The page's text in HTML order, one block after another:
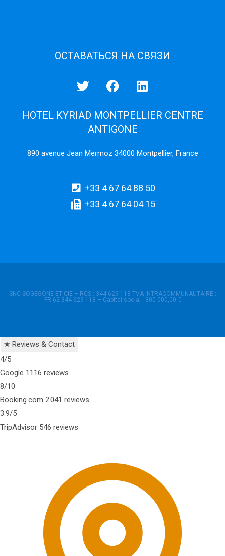
ОСТАВАТЬСЯ НА СВЯЗИ
HOTEL KYRIAD MONTPELLIER CENTRE
ANTIGONE
890 avenue Jean Mermoz 34000 Montpellier, France
+33 4 67 64 88 50
+33 4 67 64 04 15
SNC SOGEGONE ET CIE – RCS : 344 629 118 TVA INTRACOMMUNAUTAIRE :
FR 62 344 629 118 – Capital social : 300 000,00 €
★ Reviews & Contact
4/5
Google 1116 reviews
8/10
Booking.com 2 041 reviews
3.9/5
TripAdvisor 546 reviews